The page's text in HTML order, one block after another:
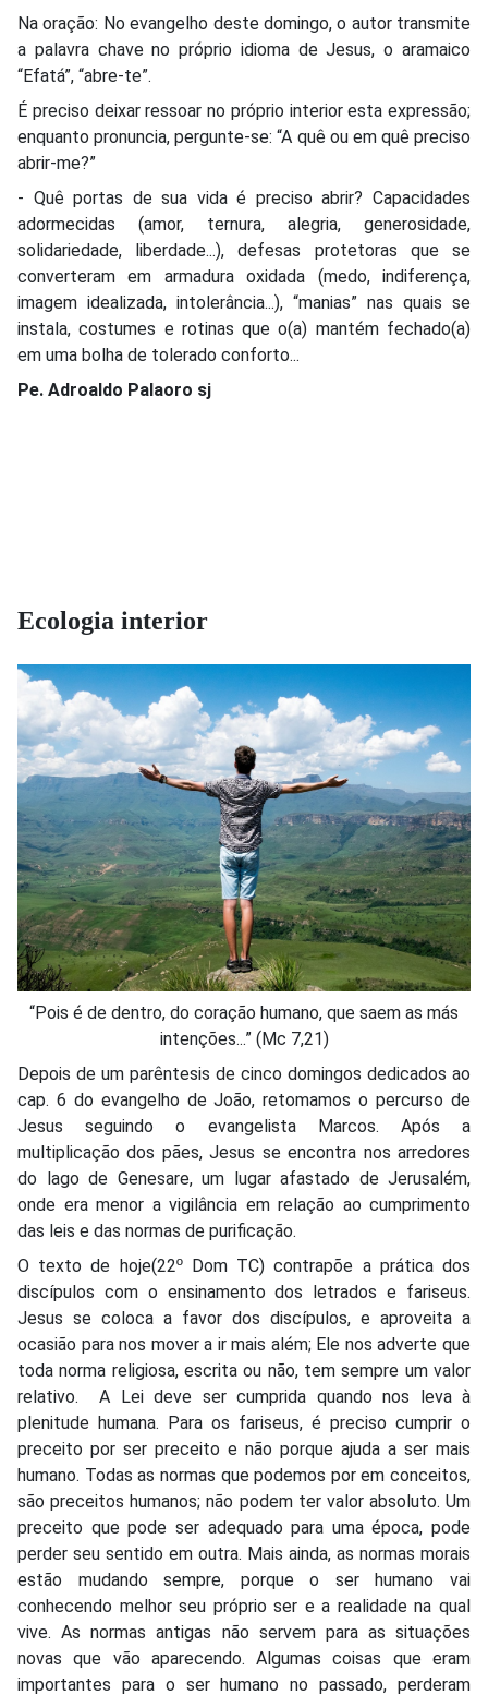
Na oração: No evangelho deste domingo, o autor transmite
a palavra chave no próprio idioma de Jesus, o aramaico
“Efatá”, “abre-te”.
É preciso deixar ressoar no próprio interior esta expressão;
enquanto pronuncia, pergunte-se: “A quê ou em quê preciso
abrir-me?”
- Quê portas de sua vida é preciso abrir? Capacidades
adormecidas (amor, ternura, alegria, generosidade,
solidariedade, liberdade...), defesas protetoras que se
converteram em armadura oxidada (medo, indiferença,
imagem idealizada, intolerância...), “manias” nas quais se
instala, costumes e rotinas que o(a) mantém fechado(a)
em uma bolha de tolerado conforto...
Pe. Adroaldo Palaoro sj
Ecologia interior
“Pois é de dentro, do coração humano, que saem as más
intenções...” (Mc 7,21)
Depois de um parêntesis de cinco domingos dedicados ao
cap. 6 do evangelho de João, retomamos o percurso de
Jesus seguindo o evangelista Marcos. Após a
multiplicação dos pães, Jesus se encontra nos arredores
do lago de Genesare, um lugar afastado de Jerusalém,
onde era menor a vigilância em relação ao cumprimento
das leis e das normas de purificação.
O texto de hoje(22º Dom TC) contrapõe a prática dos
discípulos com o ensinamento dos letrados e fariseus.
Jesus se coloca a favor dos discípulos, e aproveita a
ocasião para nos mover a ir mais além; Ele nos adverte que
toda norma religiosa, escrita ou não, tem sempre um valor
relativo. A Lei deve ser cumprida quando nos leva à
plenitude humana. Para os fariseus, é preciso cumprir o
preceito por ser preceito e não porque ajuda a ser mais
humano. Todas as normas que podemos por em conceitos,
são preceitos humanos; não podem ter valor absoluto. Um
preceito que pode ser adequado para uma época, pode
perder seu sentido em outra. Mais ainda, as normas morais
estão mudando sempre, porque o ser humano vai
conhecendo melhor seu próprio ser e a realidade na qual
vive. As normas antigas não servem para as situações
novas que vão aparecendo. Algumas coisas que eram
importantes para o ser humano no passado, perderam